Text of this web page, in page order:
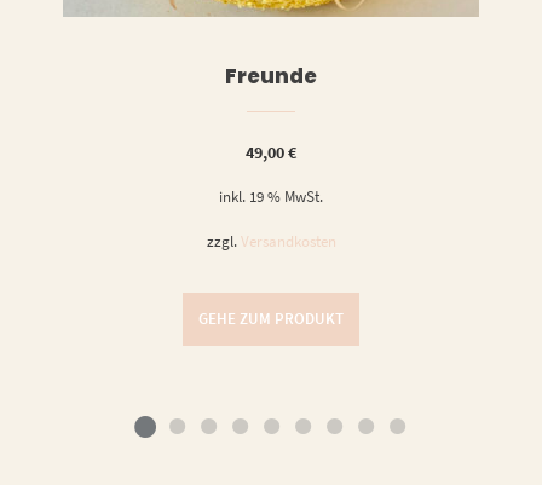
Freunde
49,00€
inkl. 19 % MwSt.
zzgl. Versandkosten
GEHE ZUM PRODUKT